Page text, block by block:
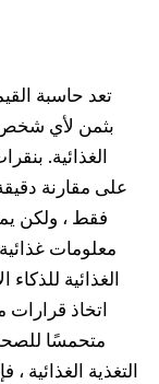
تعد حاسبة
بثمن لأي شخص
الغذائية.
على مقارنة
فقط ، ولكن
معلومات
الغذائية
اتخاذ قرارات
متحمسًا
التغذية الغذائية